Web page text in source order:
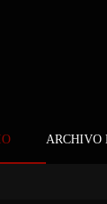
ARCHIVO